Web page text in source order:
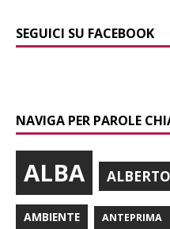
SEGUICI SU FACEBOOK
NAVIGA PER PAROLE
ALBA
AMBIENTE ANTEPRIMA